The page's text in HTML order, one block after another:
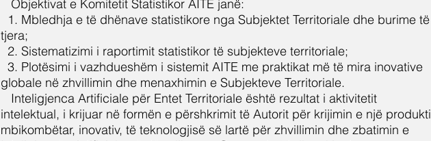
Objektivat e Komitetit Statistikor AITE janë:
1. Mbledhja e të dhënave statistikore nga Subjektet Territoriale dhe burime të
tjera;
2. Sistematizimi i raportimit statistikor të subjekteve territoriale;
3. Plotësimi i vazhdueshëm i sistemit AITE me praktikat më të mira inovative
globale në zhvillimin dhe menaxhimin e Subjekteve Territoriale.
Inteligjenca Artificiale për Entet Territoriale është rezultat i aktivitetit
intelektual, i krijuar në formën e përshkrimit të Autorit për krijimin e një produkti
mbikombëtar, inovativ, të teknologjisë së lartë për zhvillimin dhe zbatimin e